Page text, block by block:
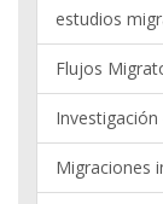
estudios
Flujos
Investigación
Migraciones